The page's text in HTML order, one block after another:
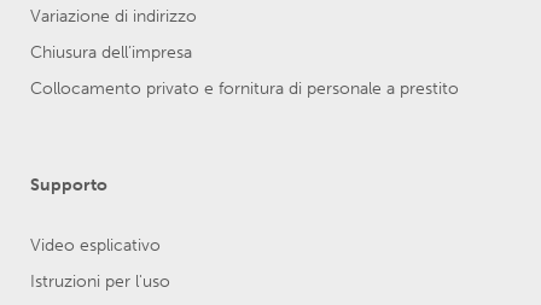
Variazione di indirizzo
Chiusura dell’impresa
Collocamento privato e fornitura di personale a prestito
Supporto
Video esplicativo
Istruzioni per l'uso